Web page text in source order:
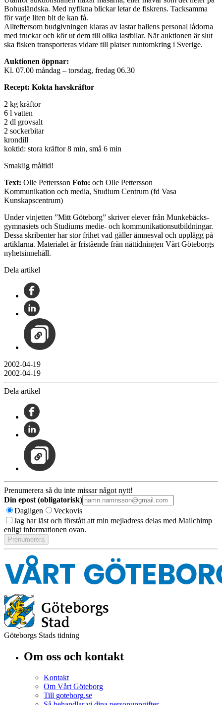
Bohusländska. Med nyfikna blickar letar de fiskrens. Tacksamma
för varje liten bit de kan få.
Allteftersom budgivningen klaras av lastar hallens personal lådorna
med truckar och kör ut dem till olika lastbilar. När auktionen är slut
ska fisken transporteras vidare till platser runtomkring i Sverige.
Auktionen öppnar:
Kl. 07.00 måndag – torsdag, fredag 06.30
Recept: Kokta havskräftor
2 kg kräftor
6 l vatten
2 dl grovsalt
2 sockerbitar
krondill
koktid: stora kräftor 8 min, små 6 min
Smaklig måltid!
Text: Olle Pettersson Foto: och Olle Pettersson
Kommunikation och media, Studium Centrum (fd Vasa
Kunskapscentrum)
Under vinjetten ”Mitt Göteborg” skriver elever från Munkebäcks-
gymnasiets och Studiums medie- och kommunikationsutbildningar.
Dessa skribenter har stor frihet vad gäller ämnesval och upplägg på
artiklarna. Materialet är fristående från nättidningen Vårt Göteborgs
nyhetsinnehåll.
Dela artikel
2002-04-19
2002-04-19
Dela artikel
Prenumerera så du inte missar något nytt!
Din epost (obligatorisk)
Dagligen
Veckovis
Jag har läst och förstått att min mejladress delas med Mailchimp
enligt informationen ovan.
Göteborgs Stads tidning
Om oss och kontakt
Kontakt
Om Vårt Göteborg
Till goteborg.se